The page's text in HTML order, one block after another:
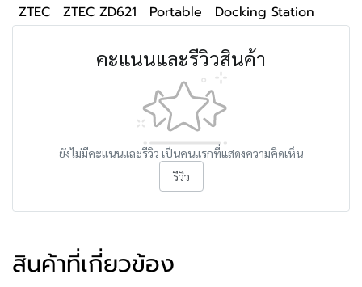
ZTEC ZTEC ZD621 Portable Docking Station
คะแนนและรีวิวสินค้า
ยังไม่มีคะแนนและรีวิว เป็นคนแรกที่แสดงความคิดเห็น
รีวิว
สินค้าที่เกี่ยวข้อง